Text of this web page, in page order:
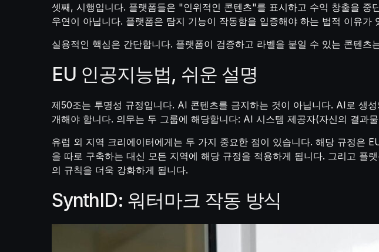
셋째, 시행입니다. 플랫폼들은 "인위적인 콘텐츠"를 표시하고 수익 창출을
우연이 아닙니다. 플랫폼은 탐지 기능이 작동함을 입증해야 하는 법적 이유
실용적인 핵심은 간단합니다. 플랫폼이 검증하고 라벨을 붙일 수 있는 콘텐
EU 인공지능법, 쉬운 설명
제50조는 투명성 규정입니다. AI 콘텐츠를 금지하는 것이 아닙니다. AI로 생
개해야 합니다. 의무는 두 그룹에 해당합니다: AI 시스템 제공자(자신의 결과
유럽 외 지역 크리에이터에게는 두 가지 중요한 점이 있습니다. 해당 규정은
을 따로 구축하는 대신 모든 지역에 해당 규정을 적용하게 됩니다. 그리고 플
의 규칙을 더욱 강화하게 됩니다.
SynthID: 워터마크 작동 방식